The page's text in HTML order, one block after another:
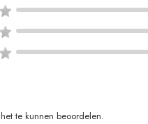
te kunnen beoordelen.